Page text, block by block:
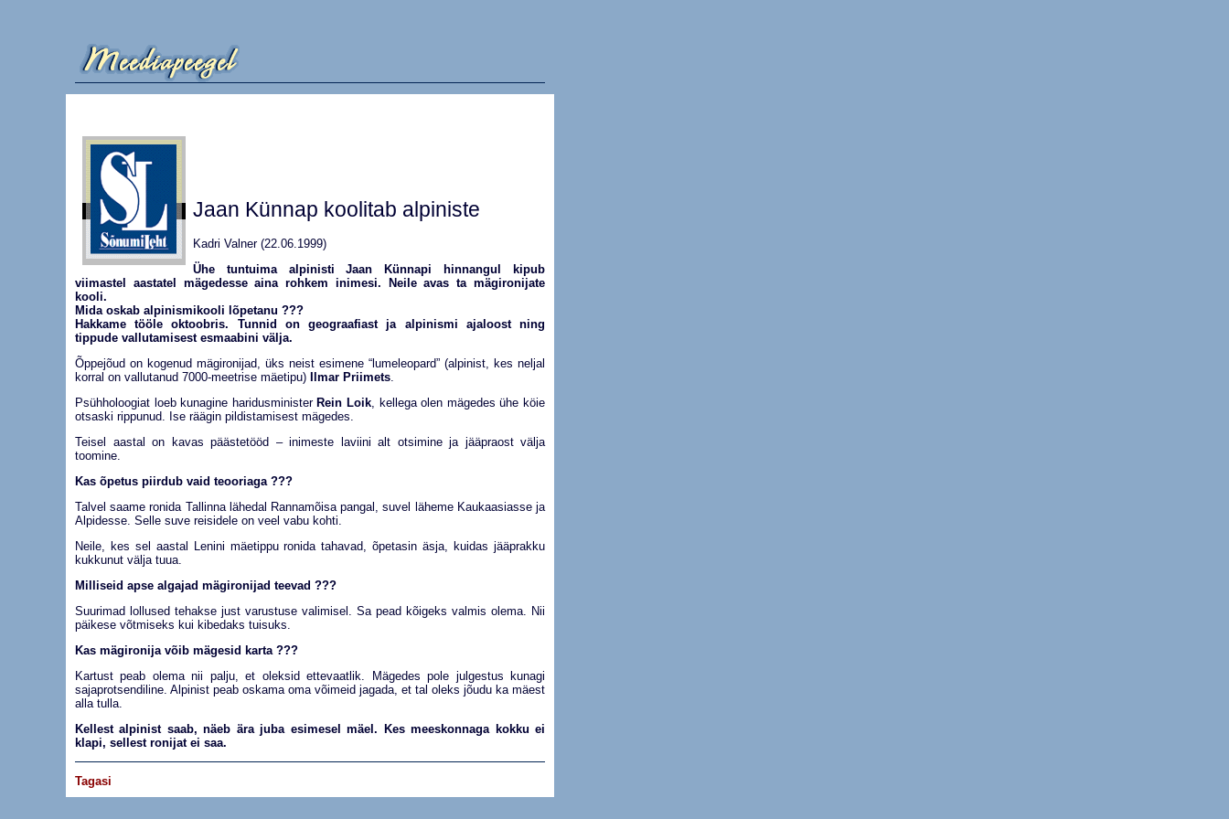
Jaan Künnap koolitab alpiniste
Kadri Valner (22.06.1999)
Ühe tuntuima alpinisti Jaan Künnapi hinnangul kipub
viimastel aastatel mägedesse aina rohkem inimesi. Neile avas ta mägironijate
kooli.
Mida oskab alpinismikooli lõpetanu ???
Hakkame tööle oktoobris. Tunnid on geograafiast ja alpinismi ajaloost ning
tippude vallutamisest esmaabini välja.
Õppejõud on kogenud mägironijad, üks neist esimene “lumeleopard” (alpinist, kes neljal
korral on vallutanud 7000-meetrise mäetipu)
Ilmar Priimets
Psühholoogiat loeb kunagine haridusminister Rein Loik , kellega olen mägedes ühe köie
otsaski rippunud. Ise räägin pildistamisest mägedes.
Teisel aastal on kavas päästetööd – inimeste laviini alt otsimine ja jääpraost välja
toomine.
Kas õpetus piirdub vaid teooriaga ???
Talvel saame ronida Tallinna lähedal Rannamõisa pangal, suvel läheme Kaukaasiasse ja
Alpidesse. Selle suve reisidele on veel vabu kohti.
Neile, kes sel aastal Lenini mäetippu ronida tahavad, õpetasin äsja, kuidas jääprakku
kukkunut välja tuua.
Milliseid apse algajad mägironijad teevad ???
Suurimad lollused tehakse just varustuse valimisel. Sa pead kõigeks valmis olema. Nii
päikese võtmiseks kui kibedaks tuisuks.
Kas mägironija võib mägesid karta ???
Kartust peab olema nii palju, et oleksid ettevaatlik. Mägedes pole julgestus kunagi
sajaprotsendiline. Alpinist peab oskama oma võimeid jagada, et tal oleks jõudu ka mäest
alla tulla.
Kellest alpinist saab, näeb ära juba esimesel mäel. Kes meeskonnaga kokku ei
klapi, sellest ronijat ei saa.
Tagasi